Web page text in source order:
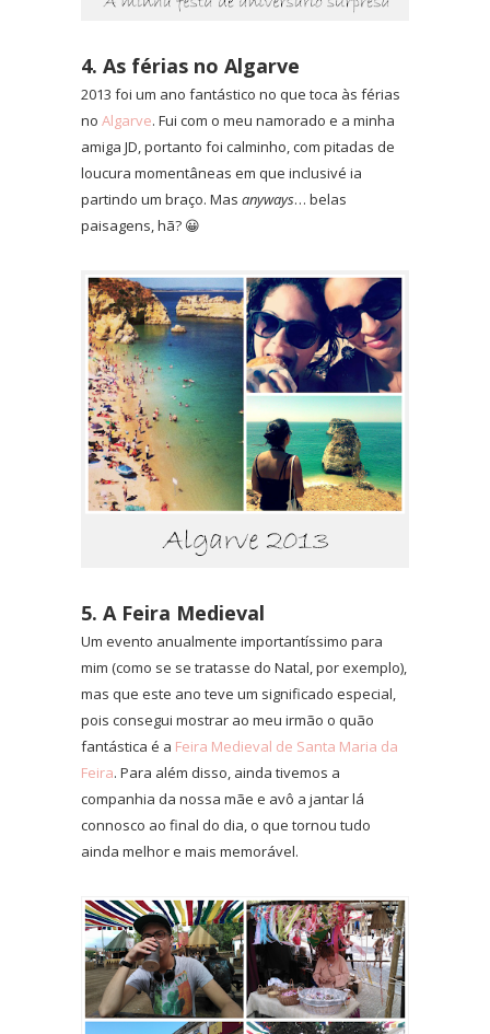
4. As férias no Algarve
2013 foi um ano fantástico no que toca às férias
no Algarve. Fui com o meu namorado e a minha
amiga JD, portanto foi calminho, com pitadas de
loucura momentâneas em que inclusivé ia
partindo um braço. Mas anyways… belas
paisagens, hã? 😀
5. A Feira Medieval
Um evento anualmente importantíssimo para
mim (como se se tratasse do Natal, por exemplo),
mas que este ano teve um significado especial,
pois consegui mostrar ao meu irmão o quão
fantástica é a Feira Medieval de Santa Maria da
Feira. Para além disso, ainda tivemos a
companhia da nossa mãe e avô a jantar lá
connosco ao final do dia, o que tornou tudo
ainda melhor e mais memorável.